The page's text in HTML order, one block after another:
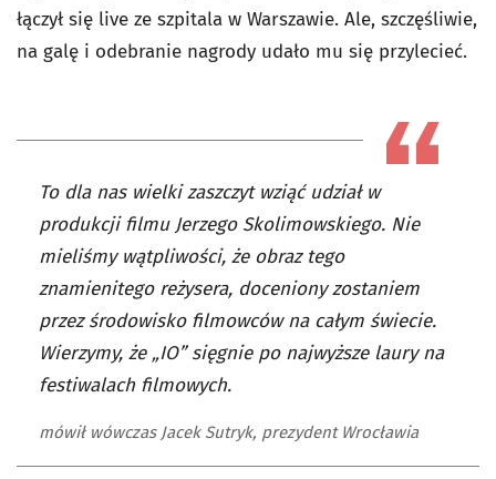
łączył się live ze szpitala w Warszawie. Ale, szczęśliwie,
na galę i odebranie nagrody udało mu się przylecieć.
To dla nas wielki zaszczyt wziąć udział w
produkcji filmu Jerzego Skolimowskiego. Nie
mieliśmy wątpliwości, że obraz tego
znamienitego reżysera, doceniony zostaniem
przez środowisko filmowców na całym świecie.
Wierzymy, że „IO” sięgnie po najwyższe laury na
festiwalach filmowych.
mówił wówczas Jacek Sutryk, prezydent Wrocławia